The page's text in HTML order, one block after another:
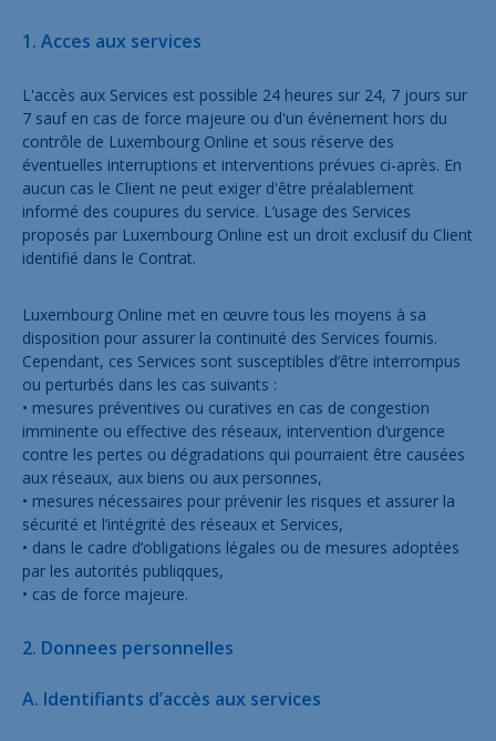
Légal
1. Acces aux services
L'accès aux Services est possible 24 heures sur 24, 7 jours sur
7 sauf en cas de force majeure ou d'un événement hors du
contrôle de Luxembourg Online et sous réserve des
éventuelles interruptions et interventions prévues ci-après. En
aucun cas le Client ne peut exiger d'être préalablement
informé des coupures du service. L’usage des Services
proposés par Luxembourg Online est un droit exclusif du Client
identifié dans le Contrat.
Luxembourg Online met en œuvre tous les moyens à sa
disposition pour assurer la continuité des Services fournis.
Cependant, ces Services sont susceptibles d’être interrompus
ou perturbés dans les cas suivants :
• mesures préventives ou curatives en cas de congestion
imminente ou effective des réseaux, intervention d’urgence
contre les pertes ou dégradations qui pourraient être causées
aux réseaux, aux biens ou aux personnes,
• mesures nécessaires pour prévenir les risques et assurer la
sécurité et l’intégrité des réseaux et Services,
• dans le cadre d’obligations légales ou de mesures adoptées
par les autorités publiqques,
• cas de force majeure.
2. Donnees personnelles
A. Identifiants d’accès aux services